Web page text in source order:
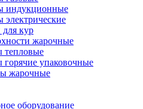
индукционные
электрические
кур
жарочные
тепловые
горячие упаковочные
жарочные
оборудование